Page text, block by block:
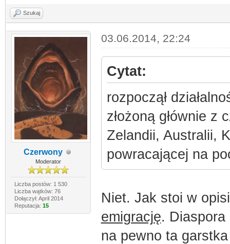
Szukaj
Czerwony
Moderator
Liczba postów: 1 530
Liczba wątków: 76
Dołączył: April 2014
Reputacja: 15
03.06.2014, 22:24
Cytat:
rozpoczął
złożoną głównie z
Zelandii, Australii,
powracającej na
Niet. Jak stoi w
emigrację. Diaspora
na pewno ta